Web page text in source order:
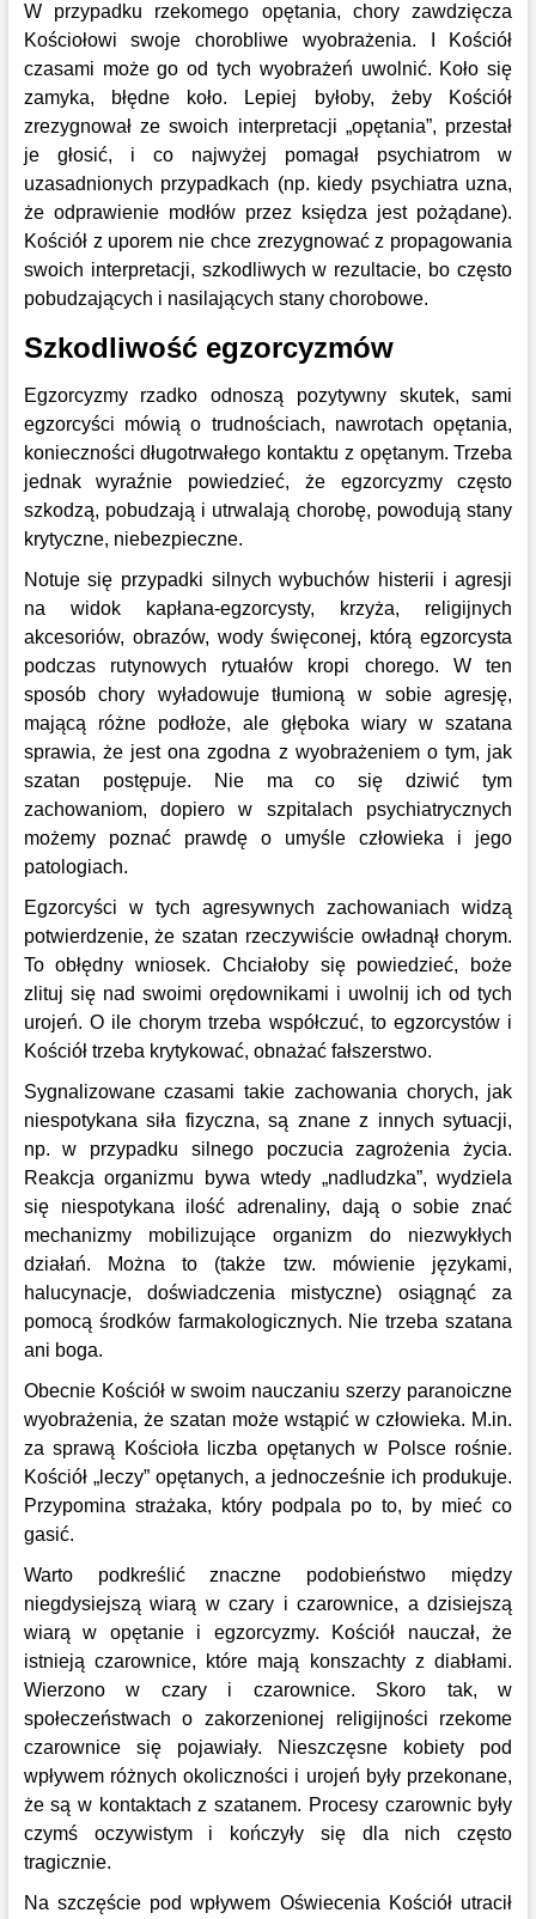
W przypadku rzekomego opętania, chory zawdzięcza
Kościołowi swoje chorobliwe wyobrażenia. I Kościół
czasami może go od tych wyobrażeń uwolnić. Koło się
zamyka, błędne koło. Lepiej byłoby, żeby Kościół
zrezygnował ze swoich interpretacji „opętania”, przestał
je głosić, i co najwyżej pomagał psychiatrom w
uzasadnionych przypadkach (np. kiedy psychiatra uzna,
że odprawienie modłów przez księdza jest pożądane).
Kościół z uporem nie chce zrezygnować z propagowania
swoich interpretacji, szkodliwych w rezultacie, bo często
pobudzających i nasilających stany chorobowe.
Szkodliwość egzorcyzmów
Egzorcyzmy rzadko odnoszą pozytywny skutek, sami
egzorcyści mówią o trudnościach, nawrotach opętania,
konieczności długotrwałego kontaktu z opętanym. Trzeba
jednak wyraźnie powiedzieć, że egzorcyzmy często
szkodzą, pobudzają i utrwalają chorobę, powodują stany
krytyczne, niebezpieczne.
Notuje się przypadki silnych wybuchów histerii i agresji
na widok kapłana-egzorcysty, krzyża, religijnych
akcesoriów, obrazów, wody święconej, którą egzorcysta
podczas rutynowych rytuałów kropi chorego. W ten
sposób chory wyładowuje tłumioną w sobie agresję,
mającą różne podłoże, ale głęboka wiary w szatana
sprawia, że jest ona zgodna z wyobrażeniem o tym, jak
szatan postępuje. Nie ma co się dziwić tym
zachowaniom, dopiero w szpitalach psychiatrycznych
możemy poznać prawdę o umyśle człowieka i jego
patologiach.
Egzorcyści w tych agresywnych zachowaniach widzą
potwierdzenie, że szatan rzeczywiście owładnął chorym.
To obłędny wniosek. Chciałoby się powiedzieć, boże
zlituj się nad swoimi orędownikami i uwolnij ich od tych
urojeń. O ile chorym trzeba współczuć, to egzorcystów i
Kościół trzeba krytykować, obnażać fałszerstwo.
Sygnalizowane czasami takie zachowania chorych, jak
niespotykana siła fizyczna, są znane z innych sytuacji,
np. w przypadku silnego poczucia zagrożenia życia.
Reakcja organizmu bywa wtedy „nadludzka”, wydziela
się niespotykana ilość adrenaliny, dają o sobie znać
mechanizmy mobilizujące organizm do niezwykłych
działań. Można to (także tzw. mówienie językami,
halucynacje, doświadczenia mistyczne) osiągnąć za
pomocą środków farmakologicznych. Nie trzeba szatana
ani boga.
Obecnie Kościół w swoim nauczaniu szerzy paranoiczne
wyobrażenia, że szatan może wstąpić w człowieka. M.in.
za sprawą Kościoła liczba opętanych w Polsce rośnie.
Kościół „leczy” opętanych, a jednocześnie ich produkuje.
Przypomina strażaka, który podpala po to, by mieć co
gasić.
Warto podkreślić znaczne podobieństwo między
niegdysiejszą wiarą w czary i czarownice, a dzisiejszą
wiarą w opętanie i egzorcyzmy. Kościół nauczał, że
istnieją czarownice, które mają konszachty z diabłami.
Wierzono w czary i czarownice. Skoro tak, w
społeczeństwach o zakorzenionej religijności rzekome
czarownice się pojawiały. Nieszczęsne kobiety pod
wpływem różnych okoliczności i urojeń były przekonane,
że są w kontaktach z szatanem. Procesy czarownic były
czymś oczywistym i kończyły się dla nich często
tragicznie.
Na szczęście pod wpływem Oświecenia Kościół utracił